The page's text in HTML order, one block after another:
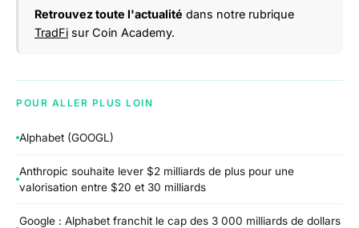
Retrouvez toute l'actualité dans notre rubrique
TradFi sur Coin Academy.
POUR ALLER PLUS LOIN
Alphabet (GOOGL)
Anthropic souhaite lever $2 milliards de plus pour une
valorisation entre $20 et 30 milliards
Google : Alphabet franchit le cap des 3 000 milliards de dollars